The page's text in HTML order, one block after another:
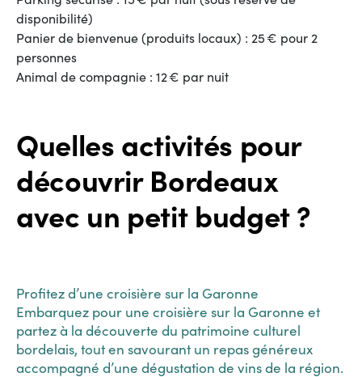
disponibilité)
Panier de bienvenue (produits locaux) : 25 € pour 2
personnes
Animal de compagnie : 12 € par nuit
Quelles activités pour
découvrir Bordeaux
avec un petit budget ?
Profitez d’une croisière sur la Garonne
Embarquez pour une croisière sur la Garonne et
partez à la découverte du patrimoine culturel
bordelais, tout en savourant un repas généreux
accompagné d’une dégustation de vins de la région.